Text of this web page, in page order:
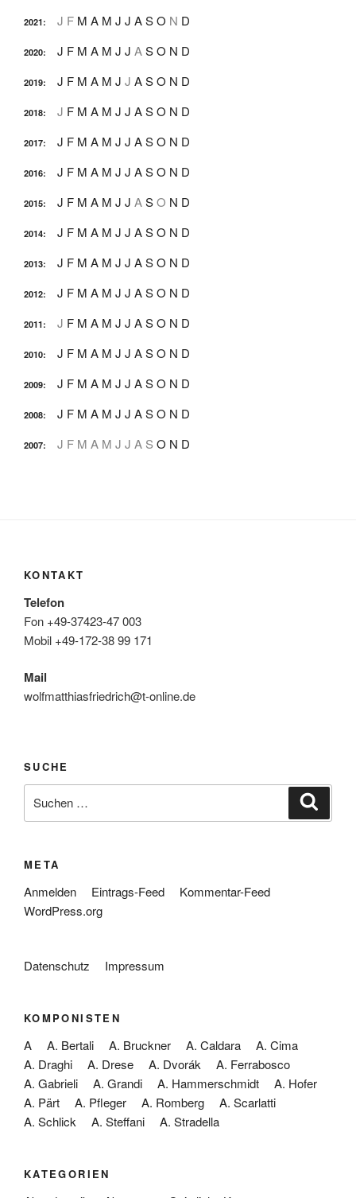
2021: J F M A M J J ASO N D
2020: J F M A M J J ASO N D
2019: J F M A M J J ASO N D
2018: J F M A M J J ASO N D
2017: J F M A M J J ASO N D
2016: J F M A M J J ASO N D
2015: J F M A M J J ASO N D
2014: J F M A M J J ASO N D
2013: J F M A M J J ASO N D
2012: J F M A M J J ASO N D
2011: J F M A M J J ASO N D
2010: J F M A M J J ASO N D
2009: J F M A M J J ASO N D
2008: J F M A M J J ASO N D
2007: J F M A M J J A S O N D
KONTAKT
Telefon
Fon +49-37423-47 003
Mobil +49-172-38 99 171
Mail
wolfmatthiasfriedrich@t-online.de
SUCHE
nach:
META
Anmelden Eintrags-Feed
Kommentar-Feed
WordPress.org
Datenschutz Impressum
KOMPONISTEN
A A. Bertali A. Bruckner A. Caldara
A. Cima
A. Draghi
A. Drese A. Dvorák
A. Ferrabosco
A. Gabrieli
A. Grandi A. Hammerschmidt
A. Hofer
A. Pärt
A. Pfleger A. Romberg
A. Scarlatti
A. Schlick
A. Steffani A. Stradella
KATEGORIEN